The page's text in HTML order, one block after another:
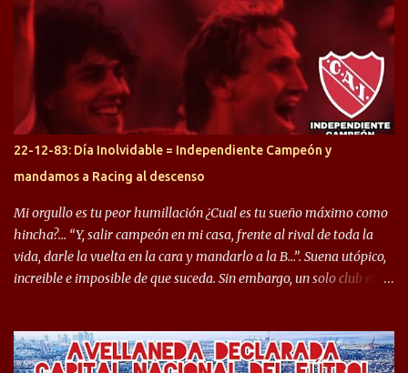
Halcón de Varela, como lo es Brian Romero, quien paso a
préstamo allí durante el último mercado de pases y ha rendido de
gran manera, convirtiendo goles importantes, sobre todo en la
copa sudamericana. Pero no sucedió lo mismo en cuanto al
rendimiento que ha producido en el Rojo. Pasando a jugadores que
jugaron en Defensa y ahora están en el rojo, tenemos a la dupla
Gastón Togni y Domingo Blanco, donde ambos explotaron
futbolísticamente hablando en el equipo de Varela, donde, por
ejemplo, el caso de Mingo llego a ser tenido en cuenta para el
Seleccionado Argentino, rendimiento que aún no ha logrado
mostrar en Independiente. En e...
22-12-83: Día Inolvidable = Independiente Campeón y
mandamos a Racing al descenso
Mi orgullo es tu peor humillación ¿Cual es tu sueño máximo como
hincha?… “Y, salir campeón en mi casa, frente al rival de toda la
vida, darle la vuelta en la cara y mandarlo a la B…”. Suena utópico,
increible e imposible de que suceda. Sin embargo, un solo club en el
campeonato del '83 año consagratorio para el Rojo y, por el otro, el
haber mandado al descenso a su eterno rival. 22 de diciembre de